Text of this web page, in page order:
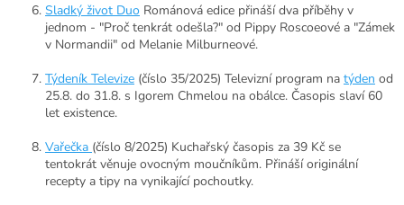
Sladký život Duo Románová edice přináší dva příběhy v
jednom - "Proč tenkrát odešla?" od Pippy Roscoeové a "Zámek
v Normandii" od Melanie Milburneové.
Týdeník Televize (číslo 35/2025) Televizní program na týden od
25.8. do 31.8. s Igorem Chmelou na obálce. Časopis slaví 60
let existence.
Vařečka (číslo 8/2025) Kuchařský časopis za 39 Kč se
tentokrát věnuje ovocným moučníkům. Přináší originální
recepty a tipy na vynikající pochoutky.